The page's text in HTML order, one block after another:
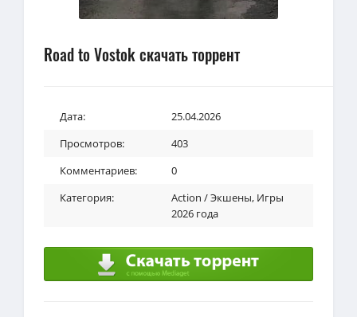
Road to Vostok скачать торрент
Дата:
25.04.2026
Просмотров:
403
Комментариев:
0
Категория:
Action / Экшены, Игры
2026 года